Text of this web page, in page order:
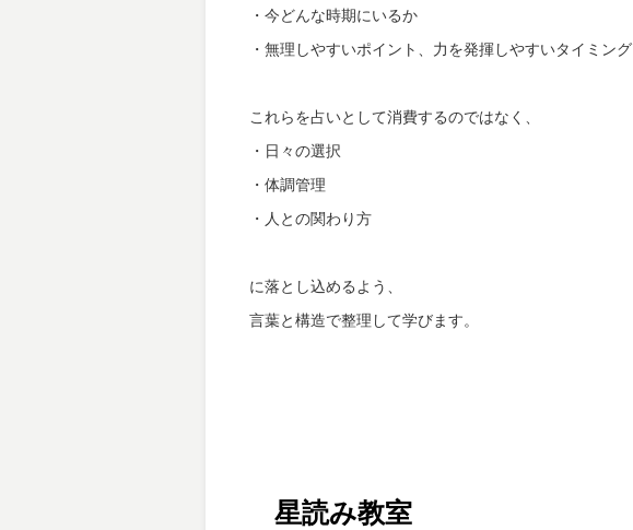
・今どんな時期にいるか
・無理しやすいポイント、力を発揮しやすいタイミング
これらを占いとして消費するのではなく、
・日々の選択
・体調管理
・人との関わり方
に落とし込めるよう、
言葉と構造で整理して学びます。
星読み教室